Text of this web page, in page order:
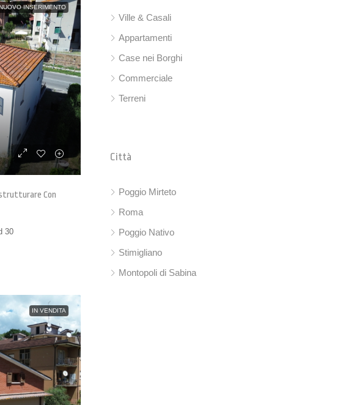
INSERIMENTO
Con
30
IN VENDITA
Ville & Casali
Appartamenti
Case nei Borghi
Commerciale
Terreni
Città
Poggio Mirteto
Roma
Poggio Nativo
Stimigliano
Montopoli di Sabina